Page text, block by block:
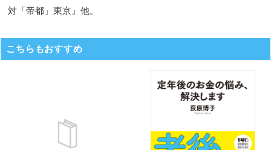
対「帝都」東京』他。
こちらもおすすめ